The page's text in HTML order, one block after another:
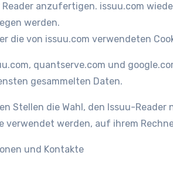
Reader anzufertigen. issuu.com
werden.
die von issuu.com verwendeten
quantserve.com und
gesammelten Daten.
Stellen die Wahl, den Issuu-
verwendet werden, auf ihrem
und Kontakte